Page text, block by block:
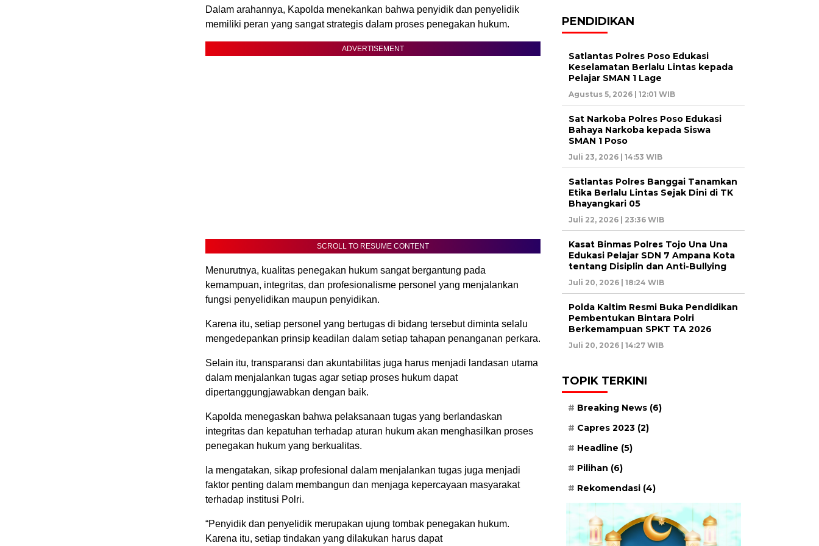
Dalam arahannya, Kapolda menekankan bahwa penyidik dan penyelidik
memiliki peran yang sangat strategis dalam proses penegakan hukum.
ADVERTISEMENT
SCROLL TO RESUME CONTENT
Menurutnya, kualitas penegakan hukum sangat bergantung pada
kemampuan, integritas, dan profesionalisme personel yang menjalankan
fungsi penyelidikan maupun penyidikan.
Karena itu, setiap personel yang bertugas di bidang tersebut diminta selalu
mengedepankan prinsip keadilan dalam setiap tahapan penanganan perkara.
Selain itu, transparansi dan akuntabilitas juga harus menjadi landasan utama
dalam menjalankan tugas agar setiap proses hukum dapat
dipertanggungjawabkan dengan baik.
Kapolda menegaskan bahwa pelaksanaan tugas yang berlandaskan
integritas dan kepatuhan terhadap aturan hukum akan menghasilkan proses
penegakan hukum yang berkualitas.
Ia mengatakan, sikap profesional dalam menjalankan tugas juga menjadi
faktor penting dalam membangun dan menjaga kepercayaan masyarakat
terhadap institusi Polri.
“Penyidik dan penyelidik merupakan ujung tombak penegakan hukum.
Karena itu, setiap tindakan yang dilakukan harus dapat
PENDIDIKAN
Satlantas Polres Poso Edukasi
Keselamatan Berlalu Lintas kepada
Pelajar SMAN 1 Lage
Agustus 5, 2026 | 12:01 WIB
Sat Narkoba Polres Poso Edukasi
Bahaya Narkoba kepada Siswa
SMAN 1 Poso
Juli 23, 2026 | 14:53 WIB
Satlantas Polres Banggai Tanamkan
Etika Berlalu Lintas Sejak Dini di TK
Bhayangkari 05
Juli 22, 2026 | 23:36 WIB
Kasat Binmas Polres Tojo Una Una
Edukasi Pelajar SDN 7 Ampana Kota
tentang Disiplin dan Anti-Bullying
Juli 20, 2026 | 18:24 WIB
Polda Kaltim Resmi Buka Pendidikan
Pembentukan Bintara Polri
Berkemampuan SPKT TA 2026
Juli 20, 2026 | 14:27 WIB
TOPIK TERKINI
Breaking News (6)
Capres 2023 (2)
Headline (5)
Pilihan (6)
Rekomendasi (4)